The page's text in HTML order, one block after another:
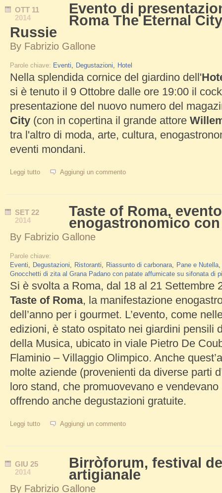
OTT 11
2014
Evento di
Roma The Eternal
Russie
By Fabrizio Gallone
Parole chiave: Eventi Degustazioni Hotel
Nella splendida cornice del giardino dell'
si è tenuto il 9 Ottobre dalle ore 19:00 il
presentazione del nuovo numero del
City (con in copertina il grande attore
tra l'altro di moda, arte, cultura,
eventi mondani.
Leggi tutto su Evento di presentazione del magazine Roma The Eternal
Aggiungi un commento
SET 22
2014
Taste of Roma, evento
enogastronomico
By Fabrizio Gallone
Parole chiave:
Eventi
Degustazioni Ristoranti Riassunto di carbonara
Pane e Nutella
Gnocchetti di zita al Grana Padano con patate affumicate su sifonata di
Si è svolta a Roma, dal 18 al 21 Settembre
Taste of Roma, la manifestazione
dell’anno per i gourmet. L’evento, come
edizioni, è stato ospitato nei giardini pensili
della Musica, ubicato in viale Pietro De
Flaminio – Villaggio Olimpico. Anche
molte aziende (provenienti da diverse parti
loro stand, che promuovevano e
offrendo anche degustazioni gratuite.
Leggi tutto su Taste of Roma, evento enogastronomico con grandi chef
Aggiungi un commento
GIU 25
2014
Birròforum, festival
artigianale
By Fabrizio Gallone